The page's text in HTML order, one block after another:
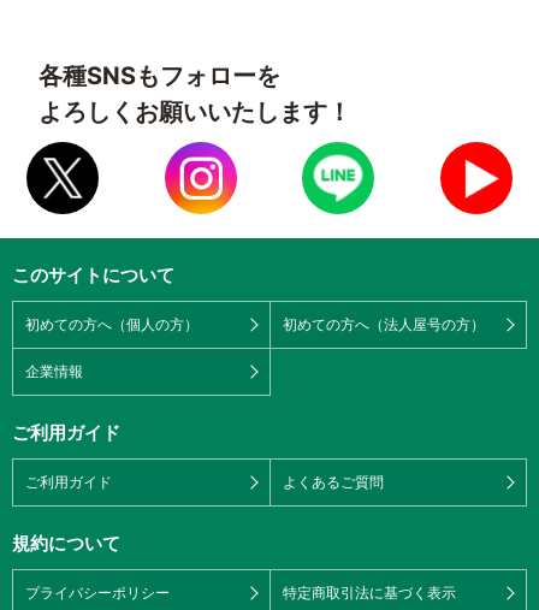
各種SNSもフォローを
よろしくお願いいたします！
このサイトについて
初めての方へ（個人の方） 初めての方へ（法人屋号の方）
企業情報
ご利用ガイド
ご利用ガイド よくあるご質問
規約について
プライバシーポリシー 特定商取引法に基づく表示